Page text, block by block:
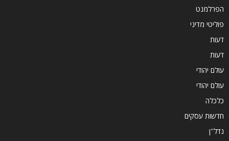
הפרלמנט
פוליטי מדיני
דעות
דעות
עולם יהודי
עולם יהודי
כלכלה
חדשות עסקים
נדל''ן